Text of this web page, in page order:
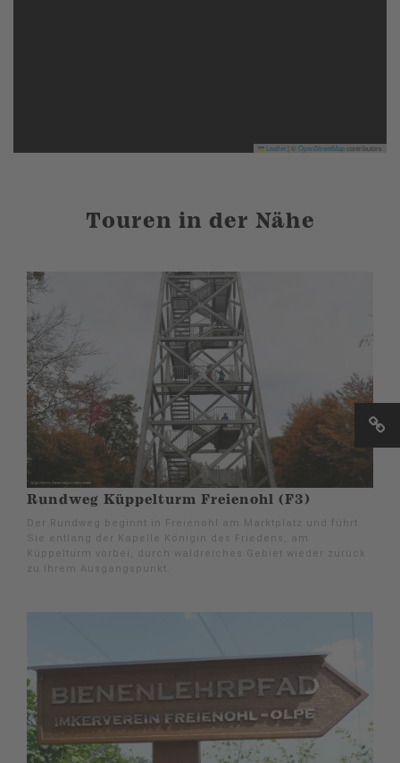
Leaflet OpenStreetMapcontributors
Touren in der Nähe
Rundweg Küppelturm Freienohl (F3)
Der Rundweg beginnt in Freienohl am Marktplatz und führt
Sie entlang der Kapelle Königin des Friedens, am
Küppelturm vorbei, durch waldreiches Gebiet wieder zurück
zu Ihrem Ausgangspunkt.